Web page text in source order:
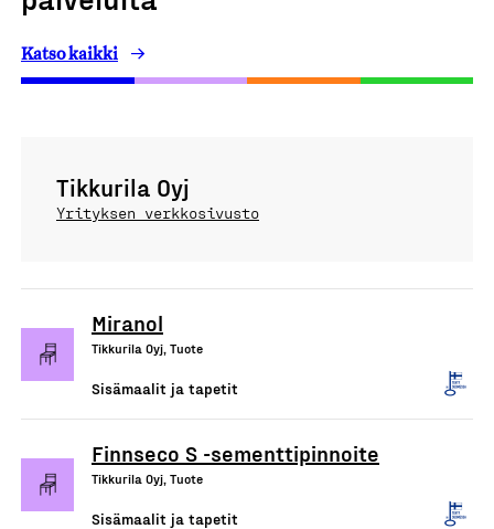
Katso kaikki
Tikkurila Oyj
Yrityksen verkkosivusto
Miranol
Tikkurila Oyj, Tuote
Sisämaalit ja tapetit
Finnseco S -sementtipinnoite
Tikkurila Oyj, Tuote
Sisämaalit ja tapetit